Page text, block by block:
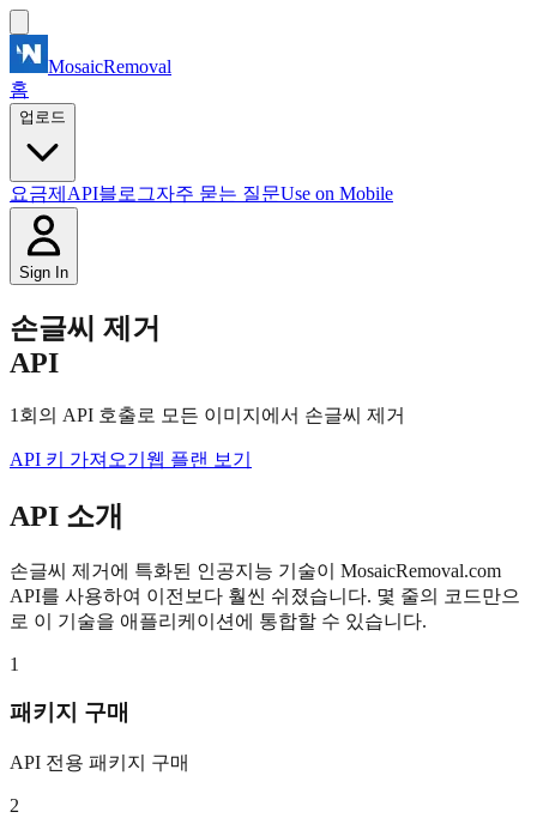
MosaicRemoval
홈
업로드
요금제 API블로그자주 묻는 질문Use on Mobile
Sign In
손글씨 제거
API
1회의 API 호출로 모든 이미지에서 손글씨 제거
API 키 가져오기 웹 플랜 보기
API 소개
손글씨 제거에 특화된 인공지능 기술이 MosaicRemoval.com
API를 사용하여 이전보다 훨씬 쉬졌습니다. 몇 줄의 코드만으
로 이 기술을 애플리케이션에 통합할 수 있습니다.
1
패키지 구매
API 전용 패키지 구매
2